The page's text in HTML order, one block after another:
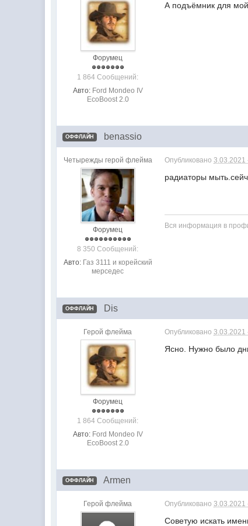
Форумец
1 864 Сообщений:
Авто: Ford Mondeo IV
EcoBoost 2.0
А подъёмник для
ОФФЛАЙН benassio
Четырежды герой флейма
Форумец
8 350 Сообщений:
Авто: Газ 3111 и корейский
мерседес
Опубликовано3.03.2021
радиаторы
Вся информация в
ОФФЛАЙН Dis
Герой флейма
Форумец
1 864 Сообщений:
Авто: Ford Mondeo IV
EcoBoost 2.0
Опубликовано3.03.2021
Ясно. Нужно было
ОФФЛАЙН Armen
Герой флейма Опубликовано3.03.2021
Советую искать